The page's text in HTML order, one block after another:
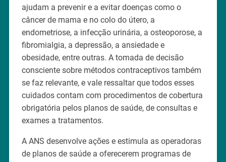
ajudam a prevenir e a evitar doenças como o
câncer de mama e no colo do útero, a
endometriose, a infecção urinária, a osteoporose, a
fibromialgia, a depressão, a ansiedade e
obesidade, entre outras. A tomada de decisão
consciente sobre métodos contraceptivos também
se faz relevante, e vale ressaltar que todos esses
cuidados contam com procedimentos de cobertura
obrigatória pelos planos de saúde, de consultas e
exames a tratamentos.
A ANS desenvolve ações e estimula as operadoras
de planos de saúde a oferecerem programas de